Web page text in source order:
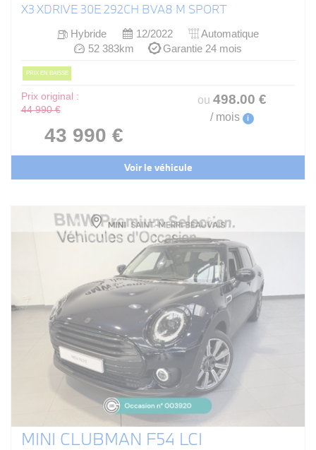
X3 XDRIVE 30E 292CH BVA8 M SPORT
Hybride 12/2022
Automatique
52 383km
Garantie 24 mois
PRIX EN BAISSE
Prix original :
44 990 €
43 990 €
ou 498.00 €
/ mois i
Voir le véhicule
MINI CLUBMAN F54 LCI